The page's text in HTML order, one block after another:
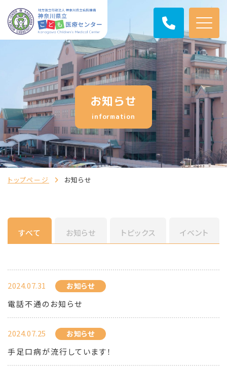
お知らせ
information
トップページ お知らせ
すべて お知らせ トピックス イベント
2024.07.31 お知らせ
電話不通のお知らせ
2024.07.25 お知らせ
手足口病が流行しています！